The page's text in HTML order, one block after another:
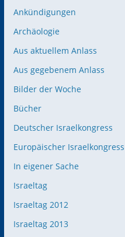
Ankündigungen
Archäologie
Aus aktuellem Anlass
Aus gegebenem Anlass
Bilder der Woche
Bücher
Deutscher Israelkongress
Europäischer Israelkongress
In eigener Sache
Israeltag
Israeltag 2012
Israeltag 2013